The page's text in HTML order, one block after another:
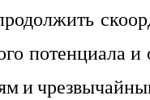
потенциала и
и